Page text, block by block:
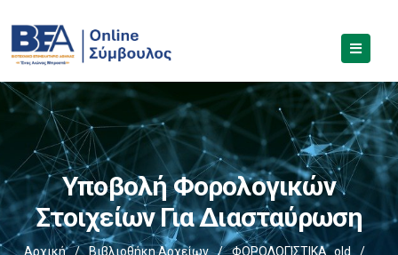
Υποβολή Φορολογικών
Στοιχείων Για Διασταύρωση
Αρχική / Βιβλιοθήκη Αρχείων / ΦΟΡΟΛΟΓΙΣΤΙΚΑ_old
/